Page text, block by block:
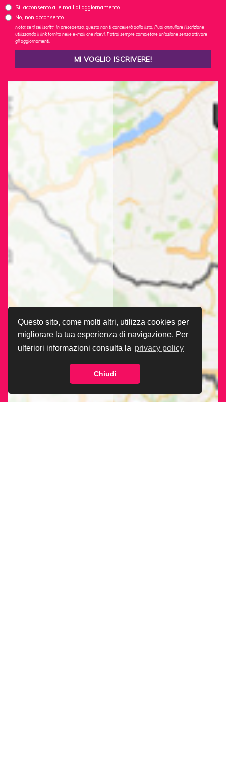
Questo sito, come molti altri, utilizza cookies per
migliorare la tua esperienza di navigazione. Per
ulteriori informazioni consulta la privacy policy
Chiudi
Sì, acconsento alle mail di aggiornamento
No, non acconsento
Nota: se ti sei iscritt* in precedenza, questo non ti cancellerà dalla lista. Puoi annullare l'iscrizione
utilizzando il link fornito nelle e-mail che ricevi. Potrai sempre completare un'azione senza attivare
gli aggiornamenti.